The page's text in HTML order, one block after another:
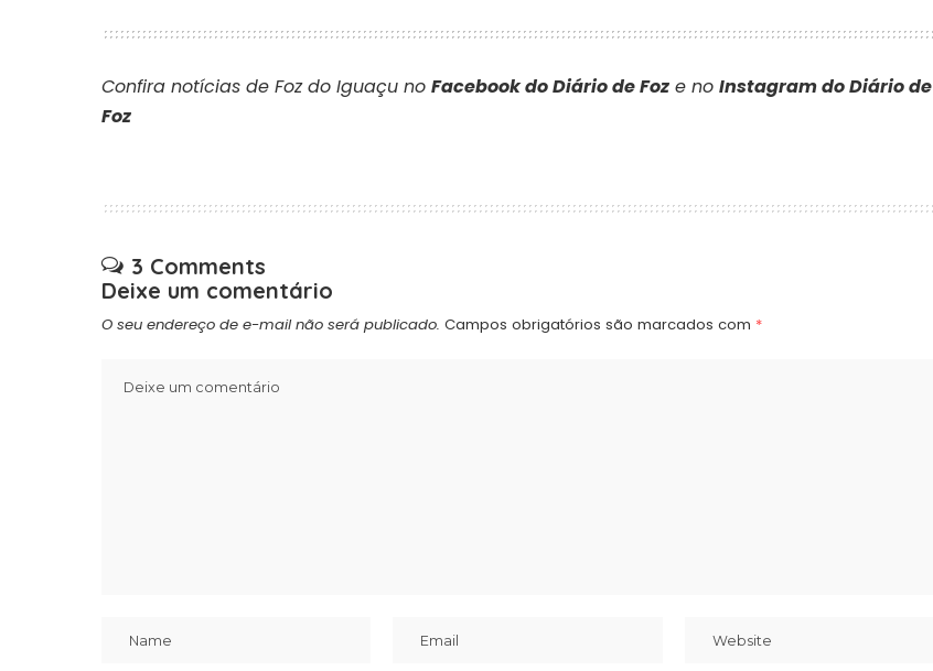
Confira notícias de Foz do Iguaçu no Facebook do Diário de Foz e no Instagram do Diário de
Foz
3 Comments
Deixe um comentário
O seu endereço de e-mail não será publicado. Campos obrigatórios são marcados com *